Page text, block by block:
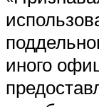
иного